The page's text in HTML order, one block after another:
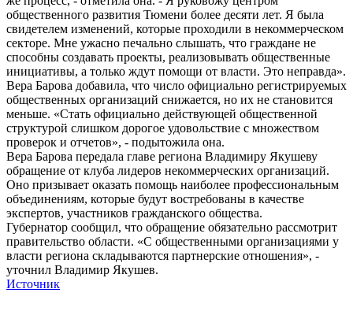
общественного развития Тюмени более десяти лет. Я была
свидетелем изменений, которые проходили в некоммерческом
секторе. Мне ужасно печально слышать, что граждане не
способны создавать проекты, реализовывать общественные
инициативы, а только ждут помощи от власти. Это неправда».
Вера Барова добавила, что число официально регистрируемых
общественных организаций снижается, но их не становится
меньше. «Стать официально действующей общественной
структурой слишком дорогое удовольствие с множеством
проверок и отчетов», - подытожила она.
Вера Барова передала главе региона Владимиру Якушеву
обращение от клуба лидеров некоммерческих организаций.
Оно призывает оказать помощь наиболее профессиональным
объединениям, которые будут востребованы в качестве
экспертов, участников гражданского общества.
Губернатор сообщил, что обращение обязательно рассмотрит
правительство области. «С общественными организациями у
власти региона складываются партнерские отношения», -
уточнил Владимир Якушев.
Источник